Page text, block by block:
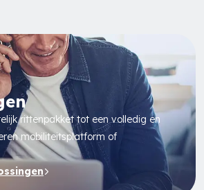
rittenpakket tot een volledig en
mobiliteitsplatform of